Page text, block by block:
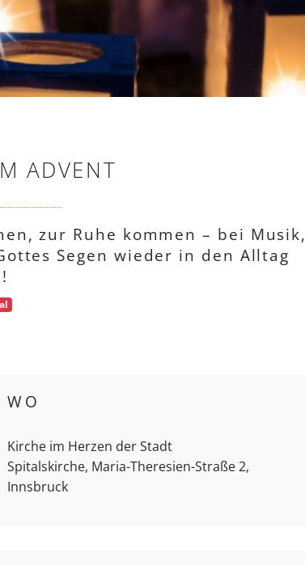
ADVENT
zur Ruhe kommen – bei Musik,
Segen wieder in den Alltag
WO
Kirche im Herzen der Stadt
Spitalskirche, Maria-Theresien-Straße 2,
Innsbruck